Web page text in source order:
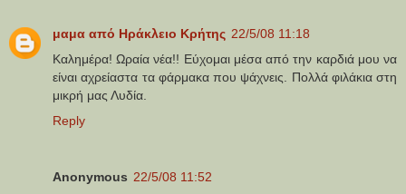
μαμα από Ηράκλειο Κρήτης 22/5/08 11:18
Καλημέρα! Ωραία νέα!! Εύχομαι μέσα από την καρδιά μου να
είναι αχρείαστα τα φάρμακα που ψάχνεις. Πολλά φιλάκια στη
μικρή μας Λυδία.
Reply
Anonymous 22/5/08 11:52